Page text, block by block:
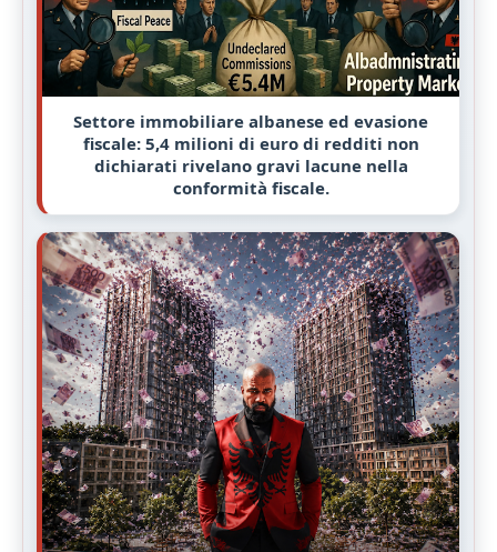
Settore immobiliare albanese ed evasione
fiscale: 5,4 milioni di euro di redditi non
dichiarati rivelano gravi lacune nella
conformità fiscale.